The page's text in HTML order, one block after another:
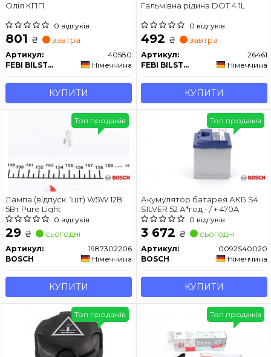
Олія КПП
0 відгуків
801 ₴ завтра
Артикул:
40580
FEBI BILSTEIN
Німеччина
КУПИТИ
Гальмівна рідина DOT 4 1L
0 відгуків
492 ₴ завтра
Артикул:
26461
FEBI BILSTEIN
Німеччина
КУПИТИ
Лампа (відпуск. 1шт) W5W 12В
5Вт Pure Light
0 відгуків
29 ₴ сьогодні
Артикул:
1987302206
BOSCH
Німеччина
КУПИТИ
Топ продажів
Акумулятор батарея АКБ S4
SILVER 52 А*год - / + 470A
0 відгуків
3 672 ₴ сьогодні
Артикул:
0092S40020
BOSCH
Німеччина
КУПИТИ
Топ продажів
Топ продажів Топ продажів